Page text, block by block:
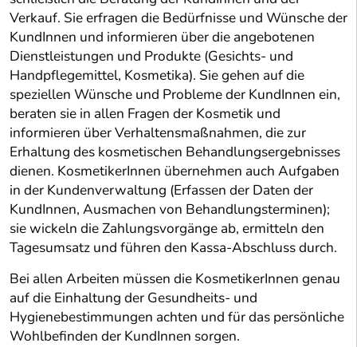
Verkauf. Sie erfragen die Bedürfnisse und Wünsche der
KundInnen und informieren über die angebotenen
Dienstleistungen und Produkte (Gesichts- und
Handpflegemittel, Kosmetika). Sie gehen auf die
speziellen Wünsche und Probleme der KundInnen ein,
beraten sie in allen Fragen der Kosmetik und
informieren über Verhaltensmaßnahmen, die zur
Erhaltung des kosmetischen Behandlungsergebnisses
dienen. KosmetikerInnen übernehmen auch Aufgaben
in der Kundenverwaltung (Erfassen der Daten der
KundInnen, Ausmachen von Behandlungsterminen);
sie wickeln die Zahlungsvorgänge ab, ermitteln den
Tagesumsatz und führen den Kassa-Abschluss durch.
Bei allen Arbeiten müssen die KosmetikerInnen genau
auf die Einhaltung der Gesundheits- und
Hygienebestimmungen achten und für das persönliche
Wohlbefinden der KundInnen sorgen.